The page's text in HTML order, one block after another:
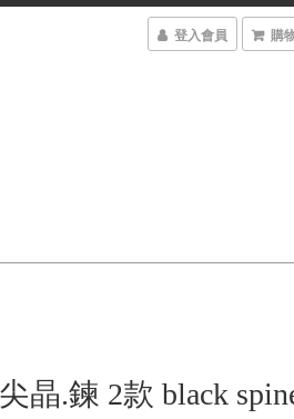
登入會員 購
晶.鍊 2款 black